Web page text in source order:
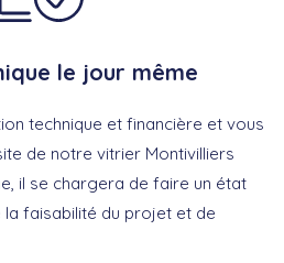
le jour même
technique et financière et vous
de notre vitrier Montivilliers
il se chargera de faire un état
la faisabilité du projet et de